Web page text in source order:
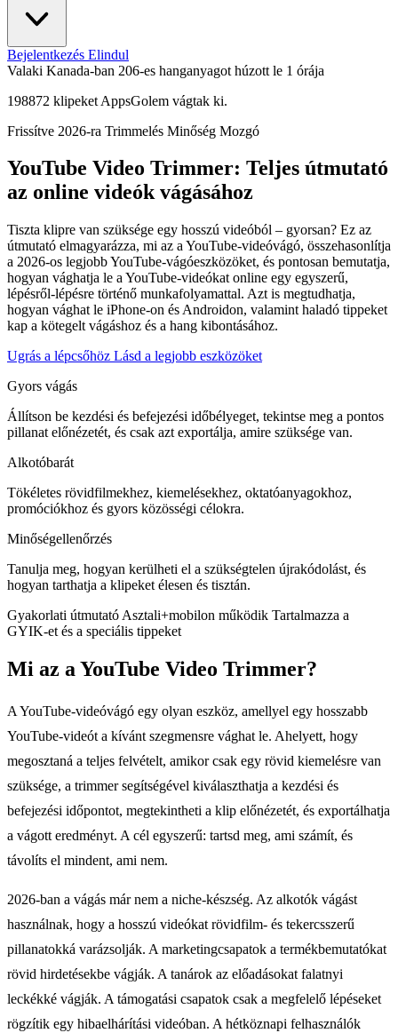
Bejelentkezés Elindul
Valaki Kanada-ban 206-es hanganyagot húzott le 1 órája
198872 klipeket AppsGolem vágtak ki.
Frissítve 2026-ra Trimmelés Minőség Mozgó
YouTube Video Trimmer: Teljes útmutató
az online videók vágásához
Tiszta klipre van szüksége egy hosszú videóból – gyorsan? Ez az
útmutató elmagyarázza, mi az a YouTube-videóvágó, összehasonlítja
a 2026-os legjobb YouTube-vágóeszközöket, és pontosan bemutatja,
hogyan vághatja le a YouTube-videókat online egy egyszerű,
lépésről-lépésre történő munkafolyamattal. Azt is megtudhatja,
hogyan vághat le iPhone-on és Androidon, valamint haladó tippeket
kap a kötegelt vágáshoz és a hang kibontásához.
Ugrás a lépcsőhöz Lásd a legjobb eszközöket
Gyors vágás
Állítson be kezdési és befejezési időbélyeget, tekintse meg a pontos
pillanat előnézetét, és csak azt exportálja, amire szüksége van.
Alkotóbarát
Tökéletes rövidfilmekhez, kiemelésekhez, oktatóanyagokhoz,
promóciókhoz és gyors közösségi célokra.
Minőségellenőrzés
Tanulja meg, hogyan kerülheti el a szükségtelen újrakódolást, és
hogyan tarthatja a klipeket élesen és tisztán.
Gyakorlati útmutató Asztali+mobilon működik Tartalmazza a
GYIK-et és a speciális tippeket
Mi az a YouTube Video Trimmer?
A YouTube-videóvágó egy olyan eszköz, amellyel egy hosszabb
YouTube-videót a kívánt szegmensre vághat le. Ahelyett, hogy
megosztaná a teljes felvételt, amikor csak egy rövid kiemelésre van
szüksége, a trimmer segítségével kiválaszthatja a kezdési és
befejezési időpontot, megtekintheti a klip előnézetét, és exportálhatja
a vágott eredményt. A cél egyszerű: tartsd meg, ami számít, és
távolíts el mindent, ami nem.
2026-ban a vágás már nem a niche-készség. Az alkotók vágást
használnak, hogy a hosszú videókat rövidfilm- és tekercsszerű
pillanatokká varázsolják. A marketingcsapatok a termékbemutatókat
rövid hirdetésekbe vágják. A tanárok az előadásokat falatnyi
leckékké vágják. A támogatási csapatok csak a megfelelő lépéseket
rögzítik egy hibaelhárítási videóban. A hétköznapi felhasználók